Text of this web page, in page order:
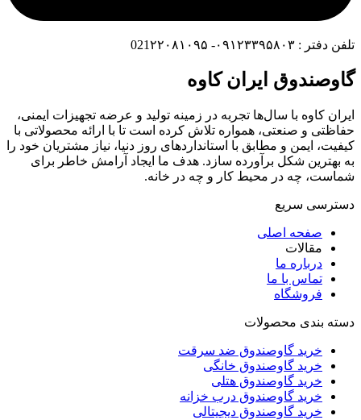
تلفن دفتر : ۰۹۱۲۳۳۹۵۸۰۳- 021۲۲۰۸۱۰۹۵
گاوصندوق ایران کاوه
ایران کاوه با سال‌ها تجربه در زمینه تولید و عرضه تجهیزات ایمنی،
حفاظتی و صنعتی، همواره تلاش کرده است تا با ارائه محصولاتی با
کیفیت، ایمن و مطابق با استانداردهای روز دنیا، نیاز مشتریان خود را
به بهترین شکل برآورده سازد. هدف ما ایجاد آرامش خاطر برای
شماست، چه در محیط کار و چه در خانه.
دسترسی سریع
صفحه اصلی
مقالات
درباره ما
تماس با ما
فروشگاه
دسته بندی محصولات
خرید گاوصندوق ضد سرقت
خرید گاوصندوق خانگی
خرید گاوصندوق هتلی
خرید گاوصندوق درب خزانه
خرید گاوصندوق دیجیتالی